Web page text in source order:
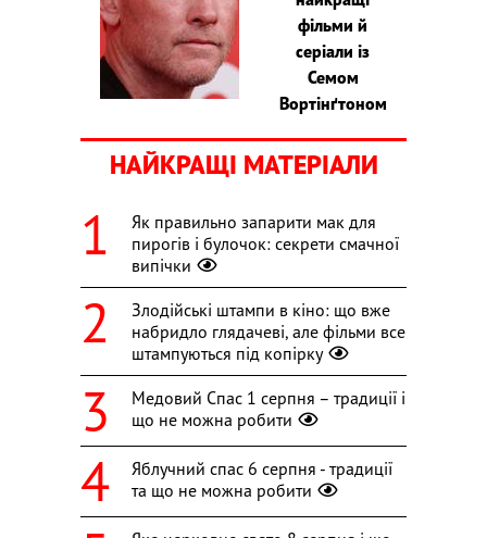
фільми й
серіали із
Семом
Вортінґтоном
НАЙКРАЩІ МАТЕРІАЛИ
Як правильно запарити мак для
пирогів і булочок: секрети смачної
випічки
Злодійські штампи в кіно: що вже
набридло глядачеві, але фільми все
штампуються під копірку
Медовий Спас 1 серпня – традиції і
що не можна робити
Яблучний спас 6 серпня - традиції
та що не можна робити